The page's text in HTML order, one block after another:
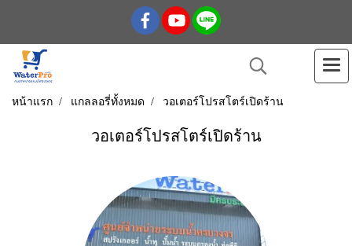
หน้าแรก แกลลอรี่ทั้งหมด วอเตอร์โปรสโตร์เปิดร้าน
วอเตอร์โปรสโตร์เปิดร้าน